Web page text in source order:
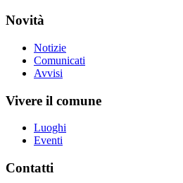
Novità
Notizie
Comunicati
Avvisi
Vivere il comune
Luoghi
Eventi
Contatti